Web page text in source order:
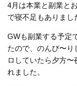
4月は本業と副業と
で寝不足もありまし
GWも副業する予定
たので、のんび〜
ロしていたら夕方
れました。